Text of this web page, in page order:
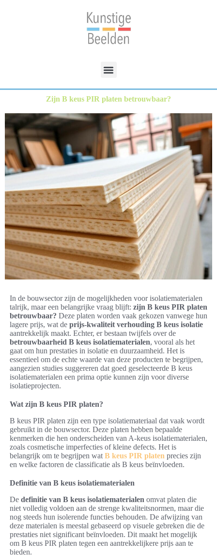
Zijn B keus PIR platen betrouwbaar?
In de bouwsector zijn de mogelijkheden voor isolatiematerialen
talrijk, maar een belangrijke vraag blijft: zijn B keus PIR platen
betrouwbaar? Deze platen worden vaak gekozen vanwege hun
lagere prijs, wat de prijs-kwaliteit verhouding B keus isolatie
aantrekkelijk maakt. Echter, er bestaan twijfels over de
betrouwbaarheid B keus isolatiematerialen, vooral als het
gaat om hun prestaties in isolatie en duurzaamheid. Het is
essentieel om de echte waarde van deze producten te begrijpen,
aangezien studies suggereren dat goed geselecteerde B keus
isolatiematerialen een prima optie kunnen zijn voor diverse
isolatieprojecten.
Wat zijn B keus PIR platen?
B keus PIR platen zijn een type isolatiemateriaal dat vaak wordt
gebruikt in de bouwsector. Deze platen hebben bepaalde
kenmerken die hen onderscheiden van A-keus isolatiematerialen,
zoals cosmetische imperfecties of kleine defects. Het is
belangrijk om te begrijpen wat B keus PIR platen precies zijn
en welke factoren de classificatie als B keus beïnvloeden.
Definitie van B keus isolatiematerialen
De definitie van B keus isolatiematerialen omvat platen die
niet volledig voldoen aan de strenge kwaliteitsnormen, maar die
nog steeds hun isolerende functies behouden. De afwijzing van
deze materialen is meestal gebaseerd op visuele gebreken die de
prestaties niet significant beïnvloeden. Dit maakt het mogelijk
om B keus PIR platen tegen een aantrekkelijkere prijs aan te
bieden.